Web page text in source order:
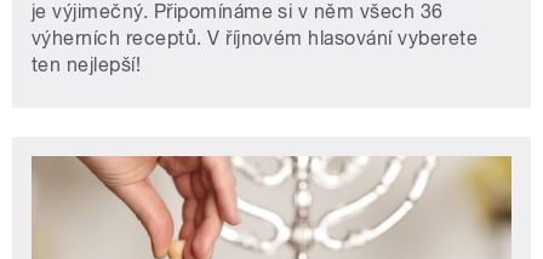
je výjimečný. Připomínáme si v něm všech 36
výherních receptů. V říjnovém hlasování vyberete
ten nejlepší!